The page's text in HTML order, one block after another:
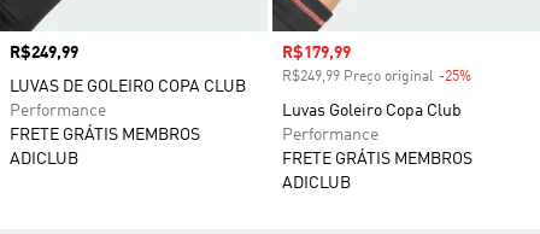
Preço
R$249,99
LUVAS DE GOLEIRO COPA CLUB
Performance
FRETE GRÁTIS MEMBROS
ADICLUB
Preço com desconto
R$179,99
R$249,99 Preço original -25%
Luvas Goleiro Copa Club
Performance
FRETE GRÁTIS MEMBROS
ADICLUB